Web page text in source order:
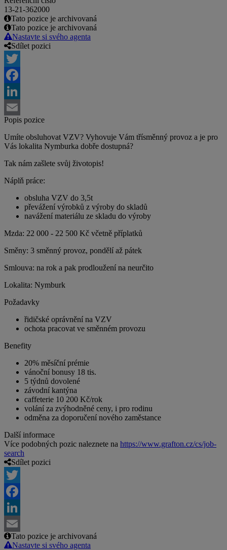
13-21-362000
Tato pozice je archivovaná
Tato pozice je archivovaná
Nastavte si svého agenta
Sdílet pozici
Twitter
Facebook
LinkedIn
Email
Popis pozice
Umíte obsluhovat VZV? Vyhovuje Vám třísměnný provoz a je pro
Vás lokalita Nymburka dobře dostupná?
Tak nám zašlete svůj životopis!
Náplň práce:
obsluha VZV do 3,5t
převážení výrobků z výroby do skladů
navážení materiálu ze skladu do výroby
Mzda: 22 000 - 22 500 Kč včetně příplatků
Směny: 3 směnný provoz, pondělí až pátek
Smlouva: na rok a pak prodloužení na neurčito
Lokalita: Nymburk
Požadavky
řidičské oprávnění na VZV
ochota pracovat ve směnném provozu
Benefity
20% měsíční prémie
vánoční bonusy 18 tis.
5 týdnů dovolené
závodní kantýna
caffeterie 10 200 Kč/rok
volání za zvýhodněné ceny, i pro rodinu
odměna za doporučení nového zaměstance
Další informace
Více podobných pozic naleznete na https://www.grafton.cz/cs/job-
search
Sdílet pozici
Twitter
Facebook
LinkedIn
Email
Tato pozice je archivovaná
Nastavte si svého agenta